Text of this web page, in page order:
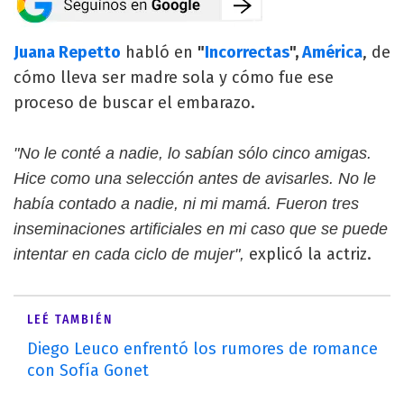
Juana Repetto habló en "Incorrectas",América, de
cómo lleva ser madre sola y cómo fue ese
proceso de buscar el embarazo.
"No le conté a nadie, lo sabían sólo cinco amigas.
Hice como una selección antes de avisarles. No le
había contado a nadie, ni mi mamá. Fueron tres
inseminaciones artificiales en mi caso que se puede
intentar en cada ciclo de mujer", explicó la actriz.
LEÉ TAMBIÉN
Diego Leuco enfrentó los rumores de romance
con Sofía Gonet